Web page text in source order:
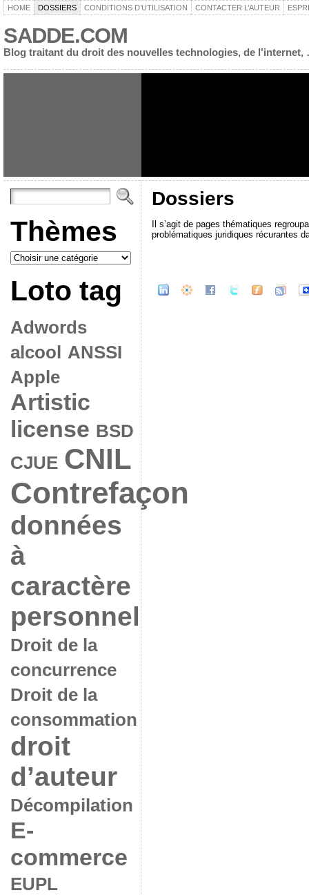
HOME DOSSIERS CONDITIONS D’UTILISATION CONTACTER L’AUTEUR
SADDE.COM
Blog traitant du droit des nouvelles technologies, de l'internet,
Thèmes
Loto tag
Adwords
alcool
ANSSI
Apple
Artistic
license BSD
CJUE CNIL
Contrefaçon
données
à
caractère
personnel
Droit de la
concurrence
Droit de la
consommation
droit
d’auteur
Décompilation
E-
commerce
EUPL
Dossiers
Il s’agit de pages thématiques
problématiques juridiques récurantes